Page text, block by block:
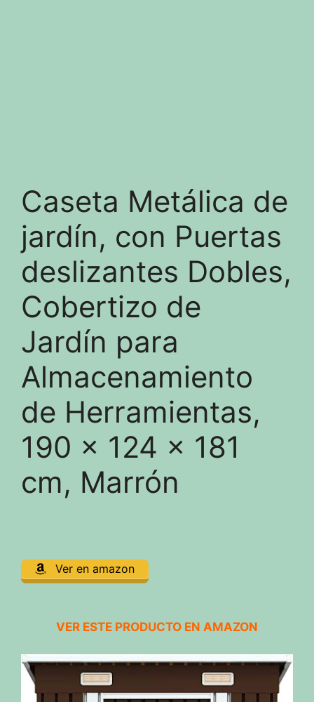
Caseta Metálica de
jardín, con Puertas
deslizantes Dobles,
Cobertizo de
Jardín para
Almacenamiento
de Herramientas,
190 x 124 x 181
cm, Marrón
Ver en amazon
VER ESTE PRODUCTO EN AMAZON